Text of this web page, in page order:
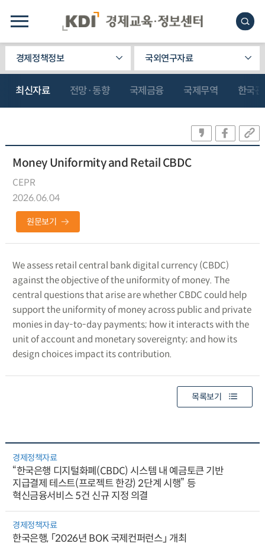
경제정책정보 국외연구자료
최신자료 전망·동향 국제금융 국제무역 한국
Money Uniformity and Retail CBDC
CEPR
2026.06.04
원문보기
We assess retail central bank digital currency (CBDC)
against the objective of the uniformity of money. The
central questions that arise are whether CBDC could help
support the uniformity of money across public and private
monies in day-to-day payments; how it interacts with the
unit of account and monetary sovereignty; and how its
design choices impact its contribution.
목록보기
경제정책자료
“한국은행 디지털화폐(CBDC) 시스템 내 예금토큰 기반
지급결제 테스트(프로젝트 한강) 2단계 시행” 등
혁신금융서비스 5건 신규 지정 의결
경제정책자료
한국은행, 「2026년 BOK 국제컨퍼런스」 개최